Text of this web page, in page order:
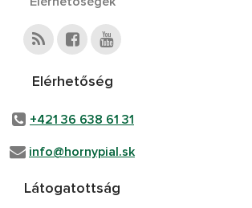
Elérhetőség
+421 36 638 61 31
info@hornypial.sk
Látogatottság